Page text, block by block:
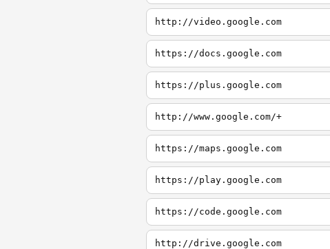
http://video.google.com
https://docs.google.com
https://plus.google.com
http://www.google.com/+
https://maps.google.com
https://play.google.com
https://code.google.com
http://drive.google.com